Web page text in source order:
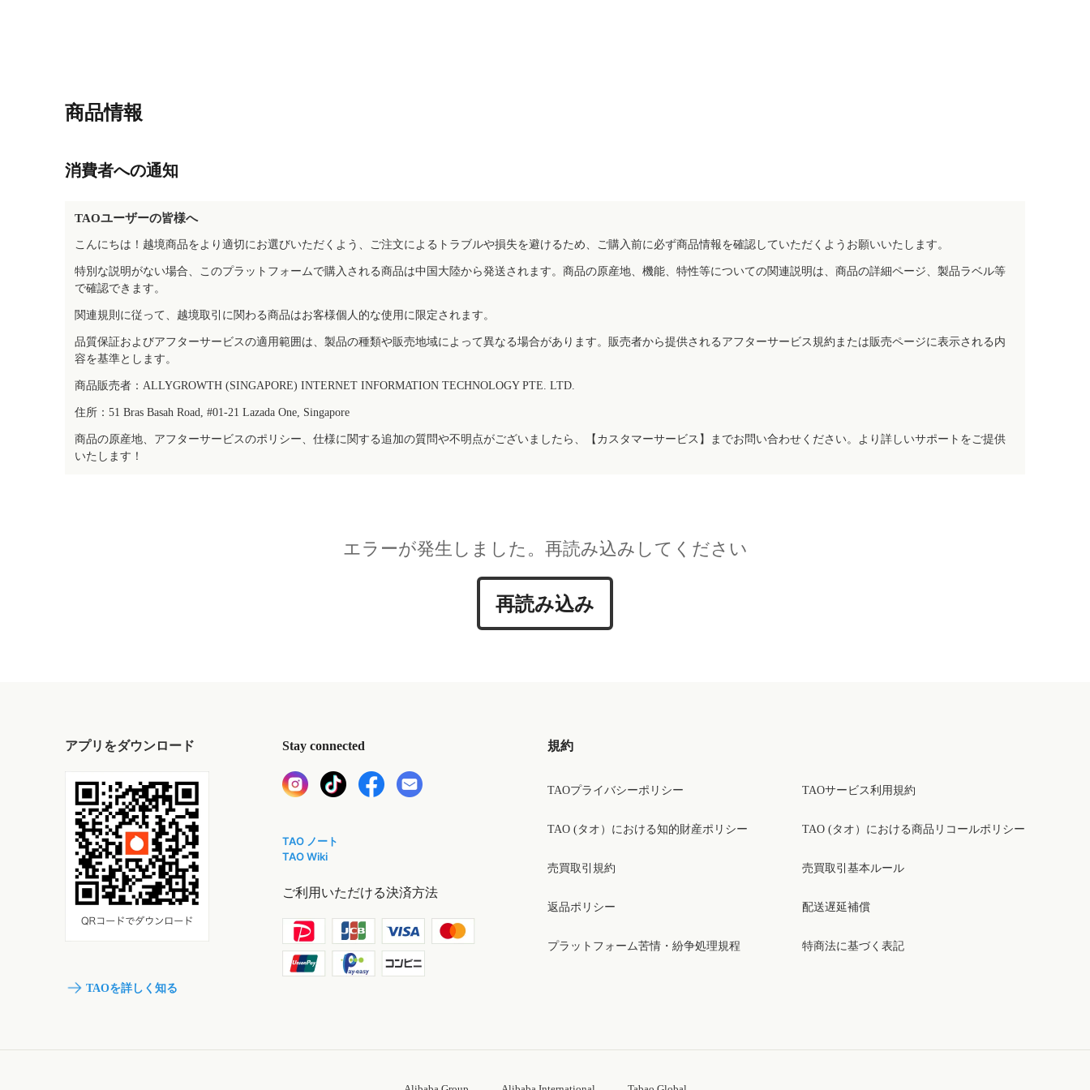
商品情報
消費者への通知
TAOユーザーの皆様へ
こんにちは！越境商品をより適切にお選びいただくよう、ご注文によるトラブルや損失を避けるため、ご購入前に必ず商品情報を確認していただくようお願いいたします。
特別な説明がない場合、このプラットフォームで購入される商品は中国大陸から発送されます。商品の原産地、機能、特性等についての関連説明は、商品の詳細ページ、製品ラベル等
で確認できます。
関連規則に従って、越境取引に関わる商品はお客様個人的な使用に限定されます。
品質保証およびアフターサービスの適用範囲は、製品の種類や販売地域によって異なる場合があります。販売者から提供されるアフターサービス規約または販売ページに表示される内
容を基準とします。
商品販売者：ALLYGROWTH (SINGAPORE) INTERNET INFORMATION TECHNOLOGY PTE. LTD.
住所：51 Bras Basah Road, #01-21 Lazada One, Singapore
商品の原産地、アフターサービスのポリシー、仕様に関する追加の質問や不明点がございましたら、【カスタマーサービス】までお問い合わせください。より詳しいサポートをご提供
いたします！
エラーが発生しました。再読み込みしてください
再読み込み
アプリをダウンロード
TAOを詳しく知る
Stay connected
TAO ノート
TAO Wiki
ご利用いただける決済方法
規約
TAOプライバシーポリシー
TAO (タオ）における知的財産ポリシー
売買取引規約
返品ポリシー
プラットフォーム苦情・紛争処理規程
TAOサービス利用規約
TAO (タオ）における商品リコールポリシー
売買取引基本ルール
配送遅延補償
特商法に基づく表記